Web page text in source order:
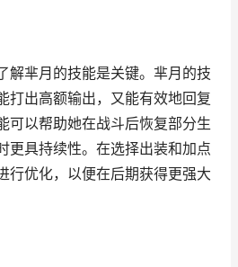
解芈月的技能是关键。芈月的技
打出高额输出，又能有效地回复
可以帮助她在战斗后恢复部分生
更具持续性。在选择出装和加点
行优化，以便在后期获得更强大